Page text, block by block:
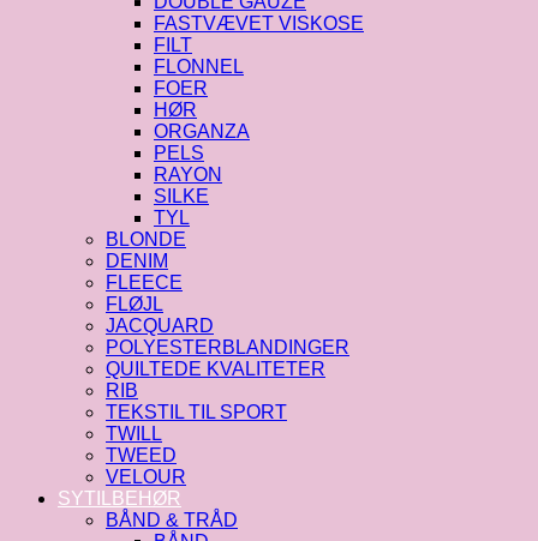
FASTVÆVET VISKOSE
FILT
FLONNEL
FOER
HØR
ORGANZA
PELS
RAYON
SILKE
TYL
BLONDE
DENIM
FLEECE
FLØJL
JACQUARD
POLYESTERBLANDINGER
QUILTEDE KVALITETER
RIB
TEKSTIL TIL SPORT
TWILL
TWEED
VELOUR
SYTILBEHØR
BÅND & TRÅD